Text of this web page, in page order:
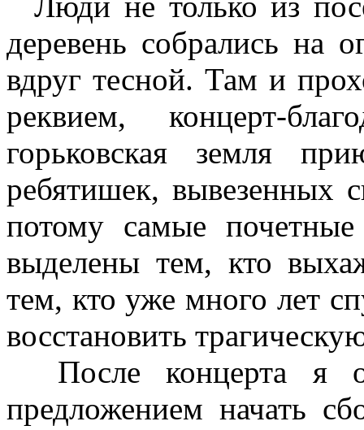
деревень собрались на
вдруг тесной. Там и
реквием, концерт-
горьковская земля
ребятишек, вывезенных
потому самые
выделены тем, кто
тем, кто уже много лет
восстановить
После концерта я
предложением начать